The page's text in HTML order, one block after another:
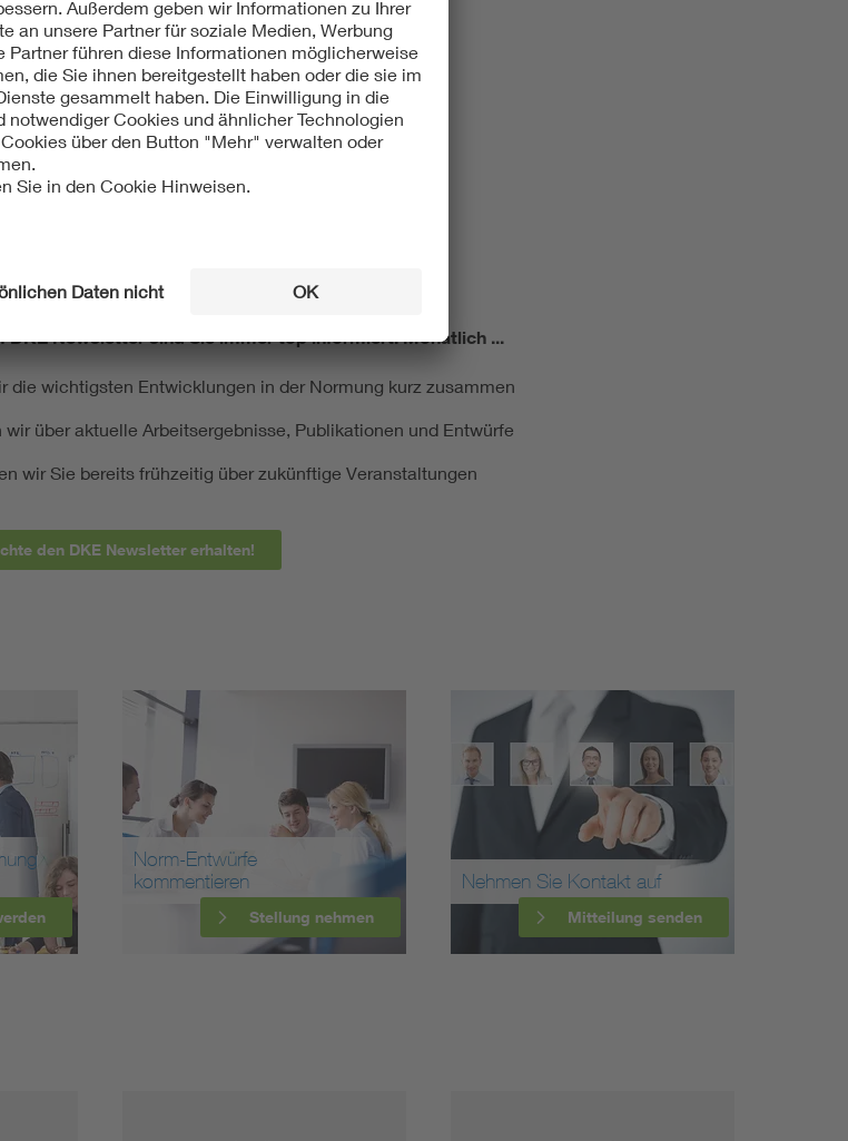
DKE Newsletter sind Sie immer top informiert! Monatlich ...
die wichtigsten Entwicklungen in der Normung kurz zusammen
wir über aktuelle Arbeitsergebnisse, Publikationen und Entwürfe
wir Sie bereits frühzeitig über zukünftige Veranstaltungen
den DKE Newsletter erhalten!
Norm-Entwürfe
kommentieren
Stellung nehmen
Nehmen Sie Kontakt auf
Mitteilung senden